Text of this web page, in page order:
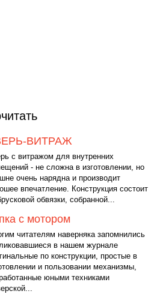
ВИТРАЖ
с витражом для внутренних
- не сложна в изготовлении, но
очень нарядна и производит
впечатление. Конструкция состоит
обвязки, собранной...
с мотором
читателям наверняка запомнились
в нашем журнале
по конструкции, простые в
и пользовании механизмы,
юными техниками